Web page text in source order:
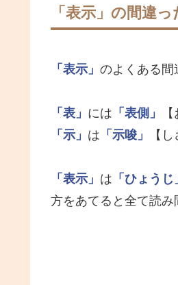
「表示」の間違
「表示」 のよくある間
「表」 には 「表側」
「示」 は 「示唆」 【し
「表示」 は 「ひょうじ
方をあてると全て読み